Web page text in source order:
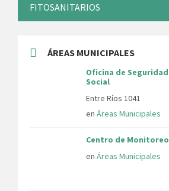
FITOSANITARIOS
ÁREAS MUNICIPALES
Oficina de Seguridad
Social
Entre Ríos 1041
en Áreas Municipales
Centro de Monitoreo
en Áreas Municipales